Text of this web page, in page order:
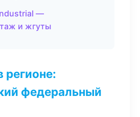
—
и жгуты
регионе:
федеральный